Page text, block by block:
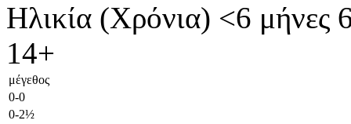
Ηλικία (Χρόνια) <6 μήνες
14+
μέγεθος
0-0
0-2½